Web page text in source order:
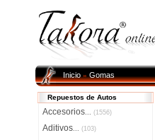
Inicio»Gomas
Repuestos de Autos
Accesorios... (1556)
Aditivos... (103)